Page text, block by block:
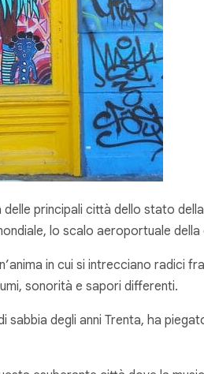
delle principali città dello stato della
lo scalo aeroportuale
in cui si intrecciano radici
sonorità e sapori differenti.
degli anni Trenta, ha